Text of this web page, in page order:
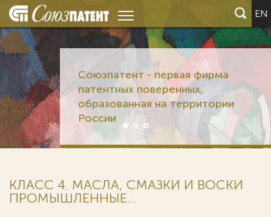
EN
Союзпатент - первая фирма
патентных поверенных,
образованная на территории
России
КЛАСС 4. МАСЛА, СМАЗКИ И ВОСКИ
ПРОМЫШЛЕННЫЕ...